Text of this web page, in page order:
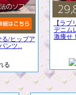
る/ヒップア
ンツ...
【ラ
デニム
激痩せ